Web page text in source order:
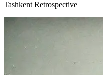
Tashkent Retrospective